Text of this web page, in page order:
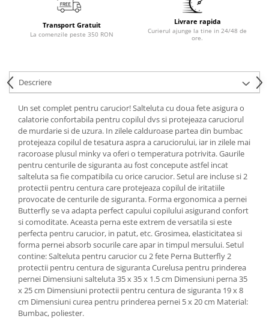
Transport Gratuit
La comenzile peste 350 RON
Livrare rapida
Curierul ajunge la tine in 24/48 de
ore.
Descriere
Un set complet pentru carucior! Salteluta cu doua fete asigura o
calatorie confortabila pentru copilul dvs si protejeaza caruciorul
de murdarie si de uzura. In zilele calduroase partea din bumbac
protejeaza copilul de tesatura aspra a caruciorului, iar in zilele mai
racoroase plusul minky va oferi o temperatura potrivita. Gaurile
pentru centurile de siguranta au fost concepute astfel incat
salteluta sa fie compatibila cu orice carucior. Setul are incluse si 2
protectii pentru centura care protejeaza copilul de iritatiile
provocate de centurile de siguranta. Forma ergonomica a pernei
Butterfly se va adapta perfect capului copilului asigurand confort
si comoditate. Aceasta perna este extrem de versatila si este
perfecta pentru carucior, in patut, etc. Grosimea, elasticitatea si
forma pernei absorb socurile care apar in timpul mersului. Setul
contine: Salteluta pentru carucior cu 2 fete Perna Butterfly 2
protectii pentru centura de siguranta Curelusa pentru prinderea
pernei Dimensiuni salteluta 35 x 35 x 1.5 cm Dimensiuni perna 35
x 25 cm Dimensiuni protectii pentru centura de siguranta 19 x 8
cm Dimensiuni curea pentru prinderea pernei 5 x 20 cm Material:
Bumbac, poliester.